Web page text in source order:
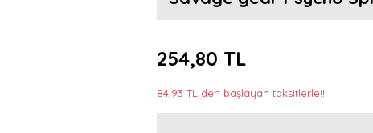
254,80 TL
84,93 TL den başlayan taksitlerle!!